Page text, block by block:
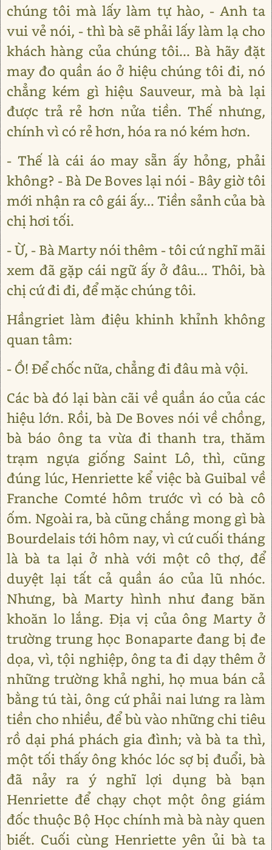
chúng tôi mà lấy làm tự hào, - Anh ta
vui vẻ nói, - thì bà sẽ phải lấy làm lạ cho
khách hàng của chúng tôi... Bà hãy đặt
may đo quần áo ở hiệu chúng tôi đi, nó
chẳng kém gì hiệu Sauveur, mà bà lại
được trả rẻ hơn nửa tiền. Thế nhưng,
chính vì có rẻ hơn, hóa ra nó kém hơn.
- Thế là cái áo may sẵn ấy hỏng, phải
không? - Bà De Boves lại nói - Bây giờ tôi
mới nhận ra cô gái ấy... Tiền sảnh của bà
chị hơi tối.
- Ừ, - Bà Marty nói thêm - tôi cứ nghĩ mãi
xem đã gặp cái ngữ ấy ở đâu... Thôi, bà
chị cứ đi đi, để mặc chúng tôi.
Hầngriet làm điệu khinh khỉnh không
quan tâm:
- Ồ! Để chốc nữa, chẳng đi đâu mà vội.
Các bà đó lại bàn cãi về quần áo của các
hiệu lớn. Rồi, bà De Boves nói về chồng,
bà báo ông ta vừa đi thanh tra, thăm
trạm ngựa giống Saint Lô, thì, cũng
đúng lúc, Henriette kể việc bà Guibal về
Franche Comté hôm trước vì có bà cô
ốm. Ngoài ra, bà cũng chắng mong gì bà
Bourdelais tới hôm nay, vì cứ cuối tháng
là bà ta lại ở nhà với một cô thợ, để
duyệt lại tất cả quần áo của lũ nhóc.
Nhưng, bà Marty hình như đang băn
khoăn lo lắng. Địa vị của ông Marty ở
trường trung học Bonaparte đang bị đe
dọa, vì, tội nghiệp, ông ta đi dạy thêm ở
những trường khả nghi, họ mua bán cả
bằng tú tài, ông cứ phải nai lưng ra làm
tiền cho nhiều, để bù vào những chi tiêu
rồ dại phá phách gia đình; và bà ta thì,
một tối thấy ông khóc lóc sợ bị đuổi, bà
đã nảy ra ý nghĩ lợi dụng bà bạn
Henriette để chạy chọt một ông giám
đốc thuộc Bộ Học chính mà bà này quen
biết. Cuối cùng Henriette yên ủi bà ta